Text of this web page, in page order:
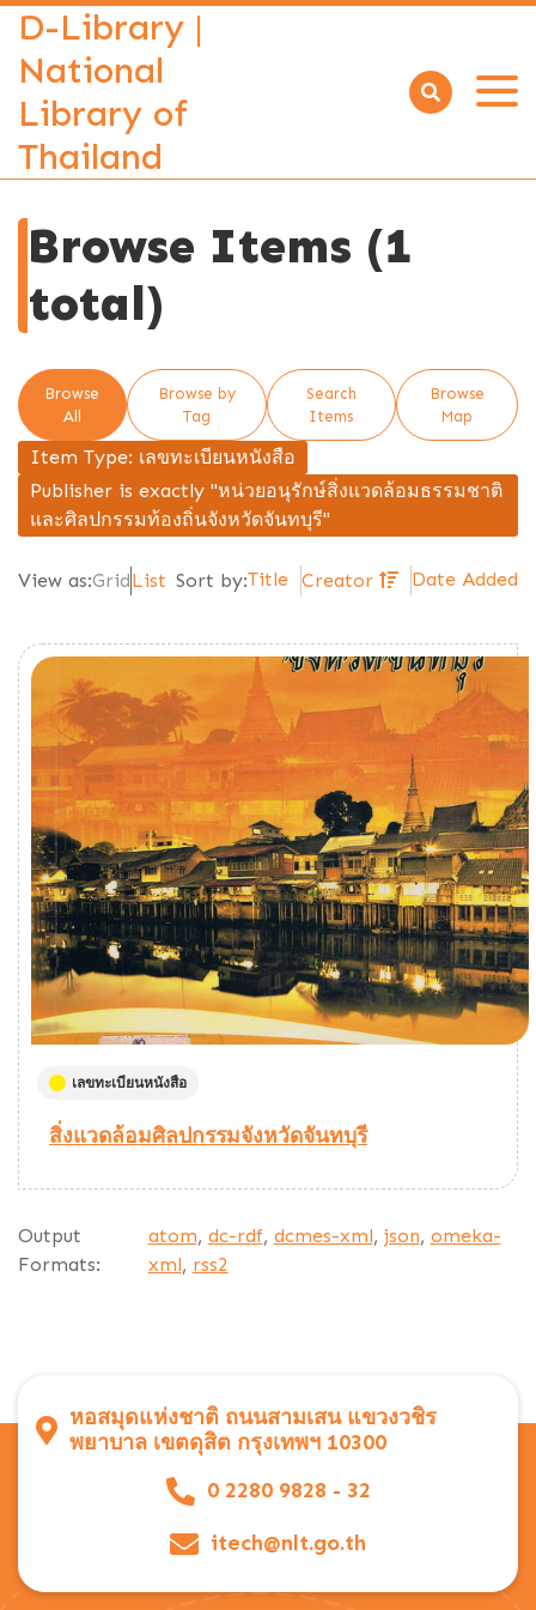
D-Library |
National
Library of
Thailand
Open
Browse Items (1
total)
Browse
All
Browse by
Tag
Search
Items
Browse
Map
Item Type: เลขทะเบียนหนังสือ
Publisher is exactly "หน่วยอนุรักษ์สิ่งแวดล้อมธรรมชาติ
และศิลปกรรมท้องถิ่นจังหวัดจันทบุรี"
View as:GridList Sort by:Title Creator Date Added
เลขทะเบียนหนังสือ
สิ่งแวดล้อมศิลปกรรมจังหวัดจันทบุรี
Output
Formats:
atom, dc-rdf, dcmes-xml, json, omeka-
xml, rss2
หอสมุดแห่งชาติ ถนนสามเสน แขวงวชิร
พยาบาล เขตดุสิต กรุงเทพฯ 10300
0 2280 9828 - 32
itech@nlt.go.th